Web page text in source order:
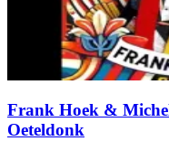
Frank Hoek &
Oeteldonk